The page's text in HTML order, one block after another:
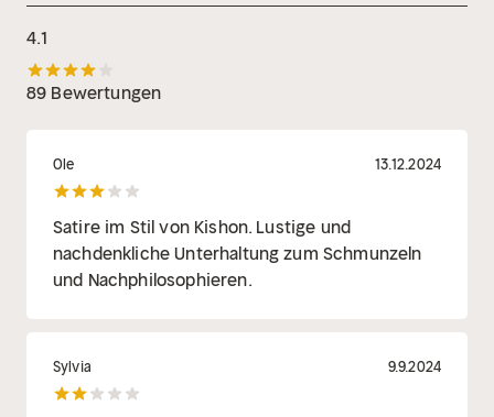
4.1
89 Bewertungen
Ole 13.12.2024
Satire im Stil von Kishon. Lustige und
nachdenkliche Unterhaltung zum Schmunzeln
und Nachphilosophieren.
Sylvia 9.9.2024